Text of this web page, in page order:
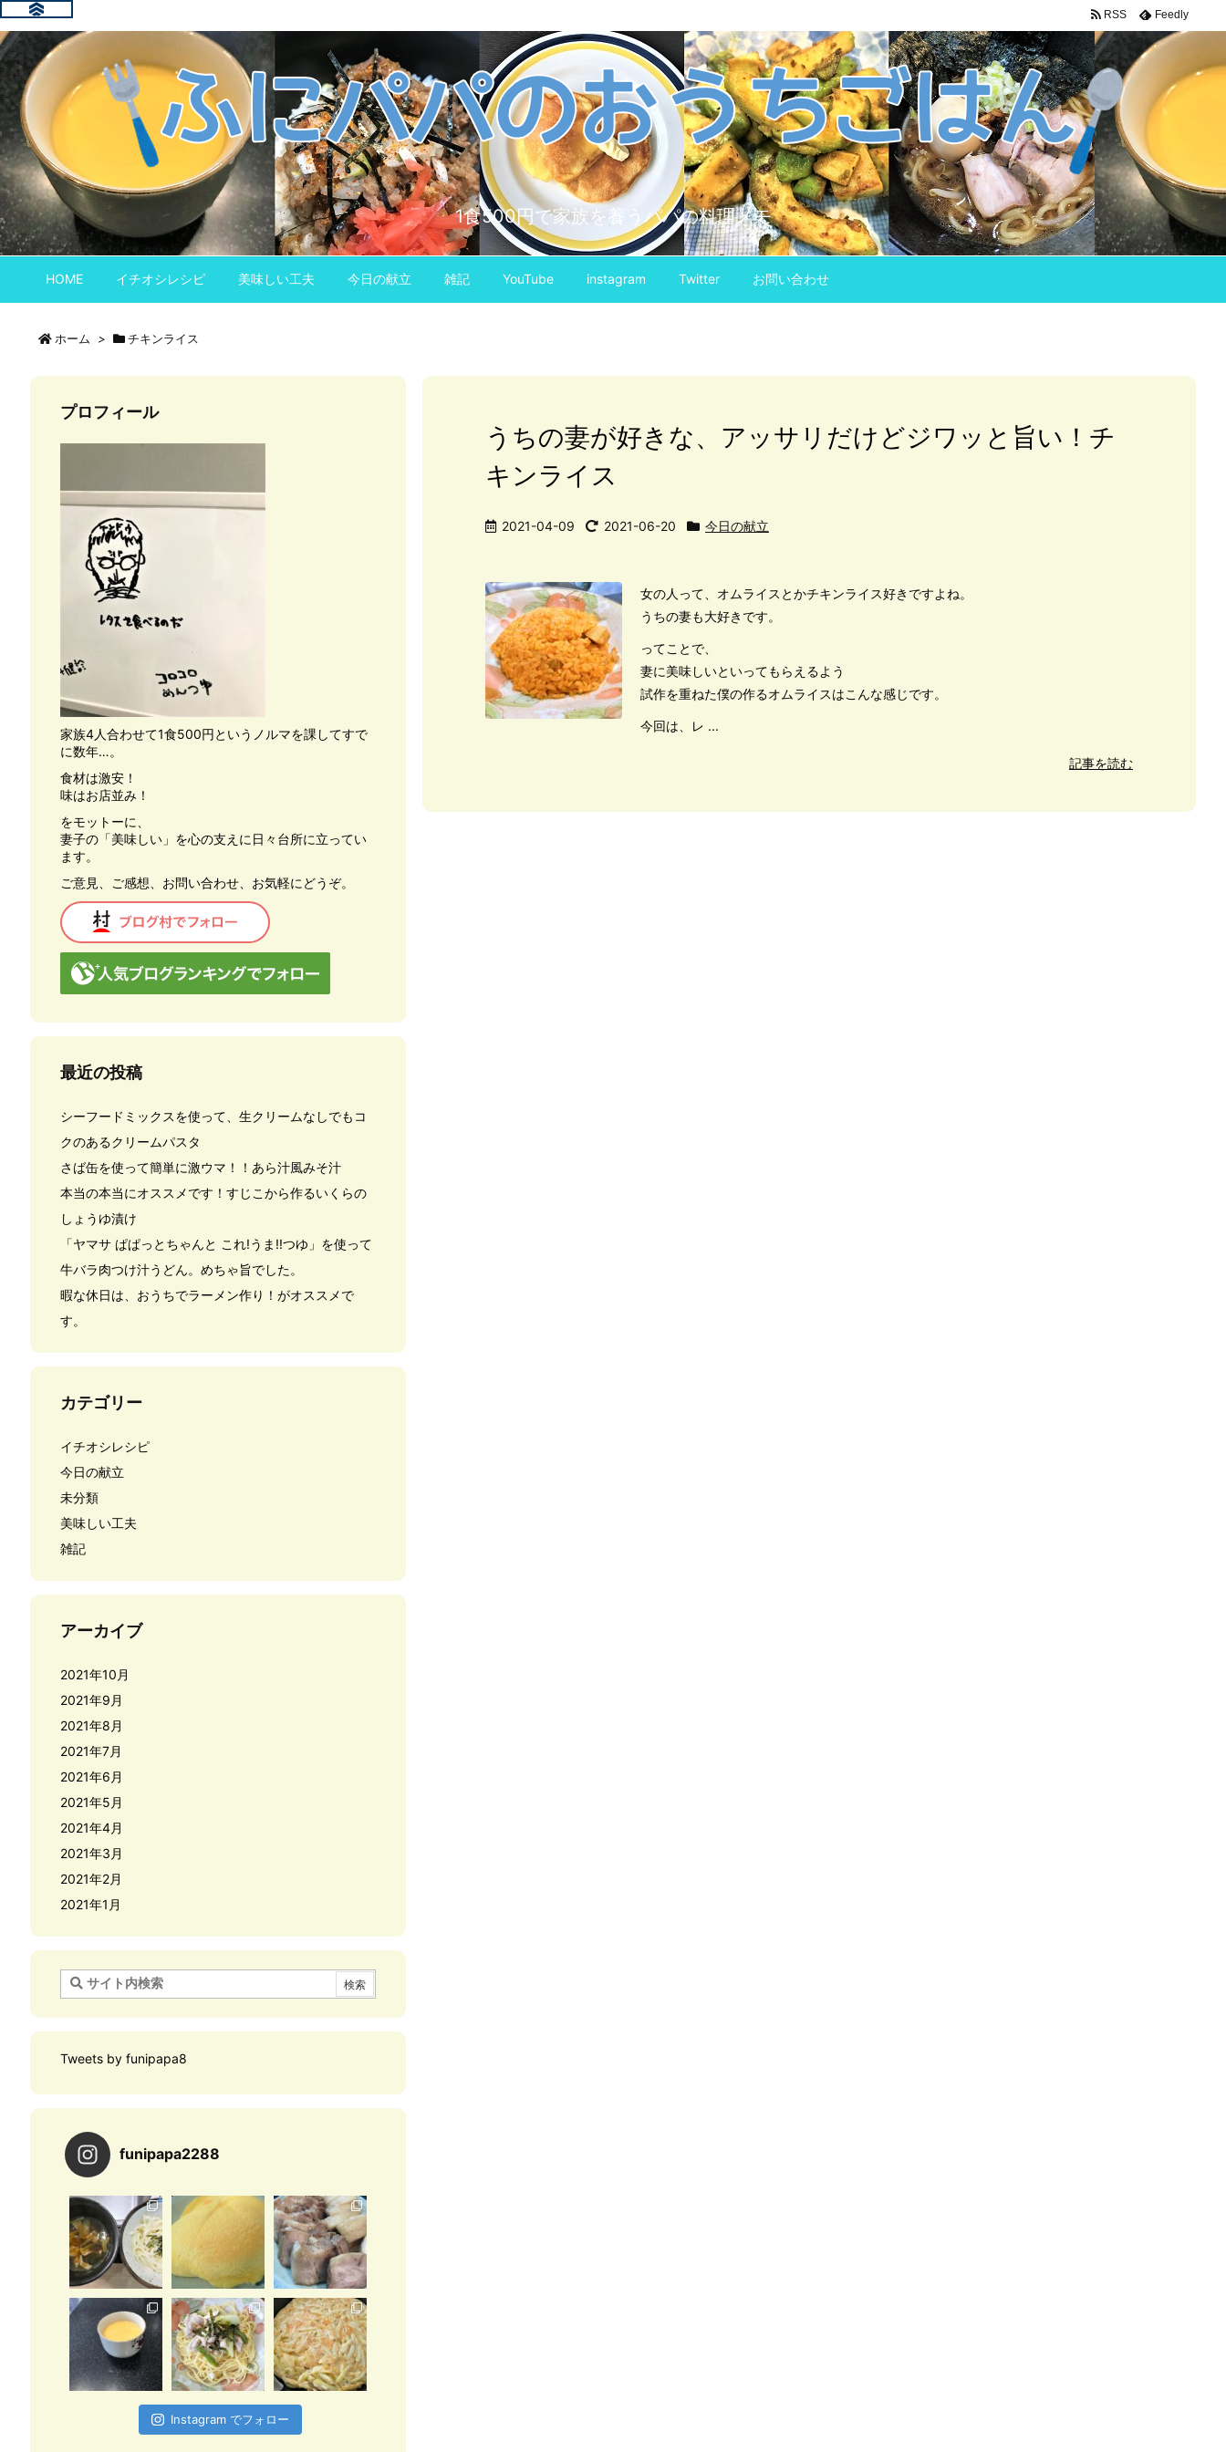
1食500円で家族を養うパパの料理メモ
HOME イチオシレシピ 美味しい工夫 今日の献立 雑記 YouTube instagram Twitter お問い合わせ
RSS Feedly
ホーム > チキンライス
うちの妻が好きな、アッサリだけどジワッと旨い！チ
キンライス
2021-04-09 2021-06-20 今日の献立
女の人って、オムライスとかチキンライス好きですよね。
うちの妻も大好きです。
ってことで、
妻に美味しいといってもらえるよう
試作を重ねた僕の作るオムライスはこんな感じです。
今回は、レ ...
記事を読む
プロフィール
家族4人合わせて1食500円というノルマを課してすで
に数年…。
食材は激安！
味はお店並み！
をモットーに、
妻子の「美味しい」を心の支えに日々台所に立ってい
ます。
ご意見、ご感想、お問い合わせ、お気軽にどうぞ。
最近の投稿
シーフードミックスを使って、生クリームなしでもコ
クのあるクリームパスタ
さば缶を使って簡単に激ウマ！！あら汁風みそ汁
本当の本当にオススメです！すじこから作るいくらの
しょうゆ漬け
「ヤマサ ぱぱっとちゃんと これ!うま!!つゆ」を使って
牛バラ肉つけ汁うどん。めちゃ旨でした。
暇な休日は、おうちでラーメン作り！がオススメで
す。
カテゴリー
イチオシレシピ
今日の献立
未分類
美味しい工夫
雑記
アーカイブ
2021年10月
2021年9月
2021年8月
2021年7月
2021年6月
2021年5月
2021年4月
2021年3月
2021年2月
2021年1月
Tweets by funipapa8
funipapa2288
Instagram でフォロー